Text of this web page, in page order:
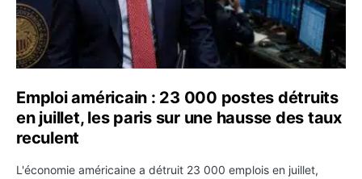
Emploi américain : 23 000 postes détruits
en juillet, les paris sur une hausse des taux
reculent
L'économie américaine a détruit 23 000 emplois en juillet,